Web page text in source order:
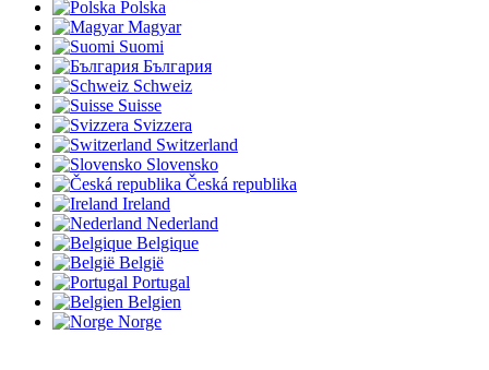
Polska
Magyar
Suomi
България
Schweiz
Suisse
Svizzera
Switzerland
Slovensko
Česká republika
Ireland
Nederland
Belgique
België
Portugal
Belgien
Norge